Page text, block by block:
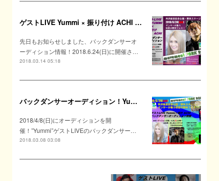
ゲストLIVE Yummi × 振り付け ACHI バックダンサーオーディション
先日もお知らせしました、バックダンサーオ
ーディション情報！2018.6.24(日)に開催さ…
2018.03.14 05:18
バックダンサーオーディション！Yummi LIVE × ACHI 振付
2018/4/8(日)にオーディションを開
催！”Yummi”ゲストLIVEのバックダンサー…
2018.03.08 03:08